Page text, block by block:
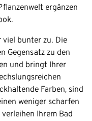
ergänzen
viel bunter zu. Die
Gegensatz zu den
und bringt Ihrer
Farben, sind
weniger scharfen
Ihrem Bad